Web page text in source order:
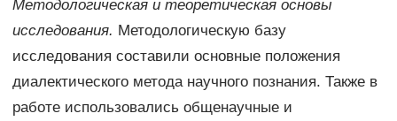
Методологическая и теоретическая основы
исследования. Методологическую базу
исследования составили основные положения
диалектического метода научного познания. Также в
работе использовались общенаучные и